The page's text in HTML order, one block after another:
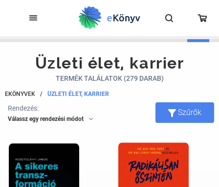
Üzleti élet, karrier
TERMÉK TALÁLATOK (279 DARAB)
EKÖNYVEK / ÜZLETI ÉLET, KARRIER
Rendezés:
Válassz egy rendezési módot
Szűrők